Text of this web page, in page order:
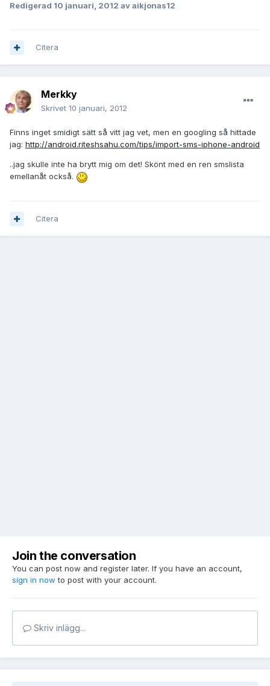
Redigerad 10 januari, 2012 av aikjonas12
Citera
Merkky
Skrivet 10 januari, 2012
Finns inget smidigt sätt så vitt jag vet, men en googling så hittade
jag: http://android.riteshsahu.com/tips/import-sms-iphone-android
..jag skulle inte ha brytt mig om det! Skönt med en ren smslista
emellanåt också.
Citera
Join the conversation
You can post now and register later. If you have an account,
sign in now to post with your account.
Skriv inlägg...